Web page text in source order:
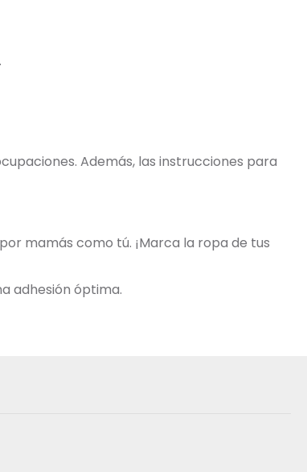
Además, las instrucciones para
mamás como tú. ¡Marca la ropa de tus
adhesión óptima.